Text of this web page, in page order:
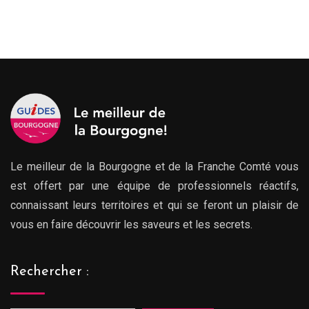
Le meilleur de la Bourgogne et de la Franche Comté vous
est offert par une équipe de professionnels réactifs,
connaissant leurs territoires et qui se feront un plaisir de
vous en faire découvrir les saveurs et les secrets.
Rechercher :